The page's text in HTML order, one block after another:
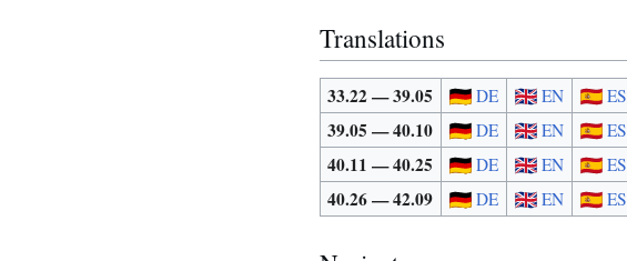
Translations
33.22 — 39.05 DE EN ES
39.05 — 40.10 DE EN ES
40.11 — 40.25 DE EN ES
40.26 — 42.09 DE EN ES